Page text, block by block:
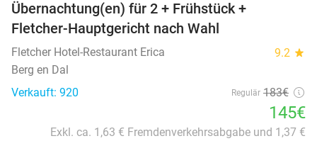
Übernachtung(en) für 2 + Frühstück +
Fletcher-Hauptgericht nach Wahl
Fletcher Hotel-Restaurant Erica 9.2 star
Berg en Dal
Verkauft: 920
Regulär 183€
145€
Exkl. ca. 1,63 € Fremdenverkehrsabgabe und 1,37 €